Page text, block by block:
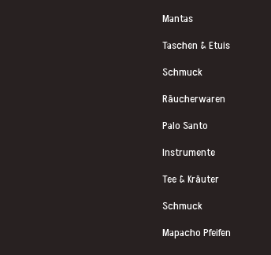
Mantas
Taschen & Etuis
Schmuck
Räucherwaren
Palo Santo
Instrumente
Tee & Kräuter
Schmuck
Mapacho Pfeifen